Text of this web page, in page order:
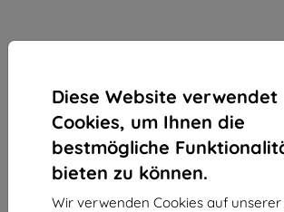
Diese Website verwendet
Cookies, um Ihnen die
bestmögliche
bieten zu können.
Wir verwenden Cookies auf unserer
3mk ARC+ Schutzfolie für Sony